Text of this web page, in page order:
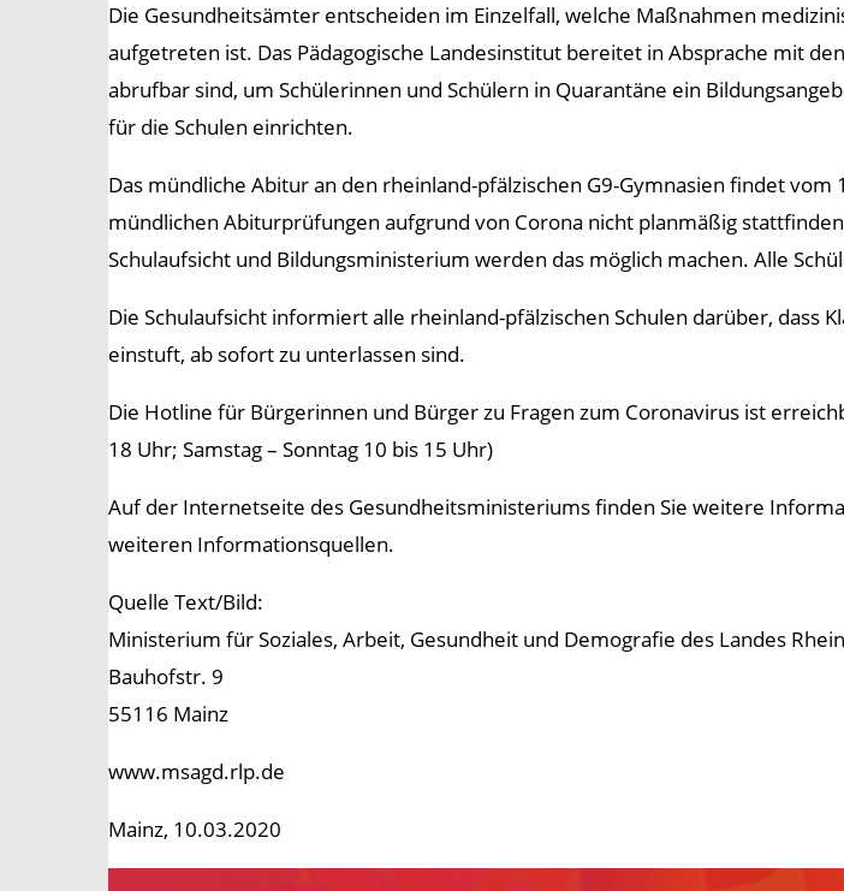
Die Gesundheitsämter entscheiden im Einzelfall, welche Maßnahmen
aufgetreten ist. Das Pädagogische Landesinstitut bereitet in Absprache mit
abrufbar sind, um Schülerinnen und Schülern in Quarantäne ein
für die Schulen einrichten.
Das mündliche Abitur an den rheinland-pfälzischen G9-Gymnasien findet
mündlichen Abiturprüfungen aufgrund von Corona nicht planmäßig
Schulaufsicht und Bildungsministerium werden das möglich machen. Alle
Die Schulaufsicht informiert alle rheinland-pfälzischen Schulen darüber, dass
einstuft, ab sofort zu unterlassen sind.
Die Hotline für Bürgerinnen und Bürger zu Fragen zum Coronavirus ist
18 Uhr; Samstag – Sonntag 10 bis 15 Uhr)
Auf der Internetseite des Gesundheitsministeriums finden Sie weitere
weiteren Informationsquellen.
Quelle Text/Bild:
Ministerium für Soziales, Arbeit, Gesundheit und Demografie des Landes
Bauhofstr. 9
55116 Mainz
www.msagd.rlp.de
Mainz, 10.03.2020